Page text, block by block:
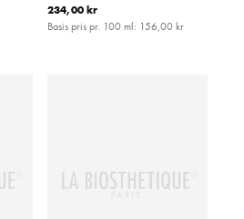
234,00 kr
Basis pris pr. 100 ml: 156,00 kr